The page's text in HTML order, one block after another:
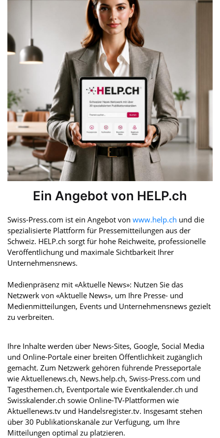
Ein Angebot von HELP.ch
Swiss-Press.com ist ein Angebot von www.help.ch und die
spezialisierte Plattform für Pressemitteilungen aus der
Schweiz. HELP.ch sorgt für hohe Reichweite, professionelle
Veröffentlichung und maximale Sichtbarkeit Ihrer
Unternehmensnews.
Medienpräsenz mit «Aktuelle News»: Nutzen Sie das
Netzwerk von «Aktuelle News», um Ihre Presse- und
Medienmitteilungen, Events und Unternehmensnews gezielt
zu verbreiten.
Ihre Inhalte werden über News-Sites, Google, Social Media
und Online-Portale einer breiten Öffentlichkeit zugänglich
gemacht. Zum Netzwerk gehören führende Presseportale
wie Aktuellenews.ch, News.help.ch, Swiss-Press.com und
Tagesthemen.ch, Eventportale wie Eventkalender.ch und
Swisskalender.ch sowie Online-TV-Plattformen wie
Aktuellenews.tv und Handelsregister.tv. Insgesamt stehen
über 30 Publikationskanäle zur Verfügung, um Ihre
Mitteilungen optimal zu platzieren.